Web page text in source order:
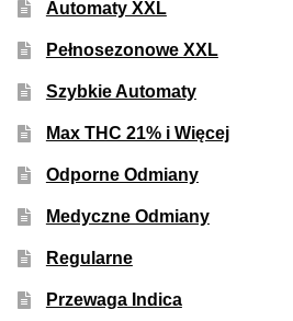
Producenci Nasion
Inne Akcesoria
Blog
GRATIS
Automaty XXL
Pełnosezonowe XXL
Szybkie Automaty
Max THC 21% i Więcej
Odporne Odmiany
Medyczne Odmiany
Regularne
Przewaga Indica